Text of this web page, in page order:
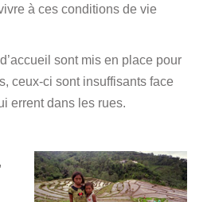
à ces conditions de vie
sont mis en place pour
ceux-ci sont insuffisants face
errent dans les rues.
,